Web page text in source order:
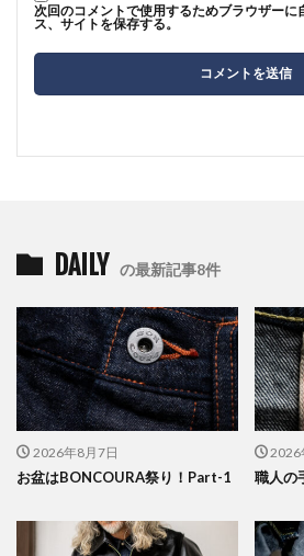
次回のコメントで使用するためブラウザーに
ス、サイトを保存する。
DAILY の最新記事8件
2026年8月7日
お盆はBONCOURA祭り！Part-1
2026
職人の